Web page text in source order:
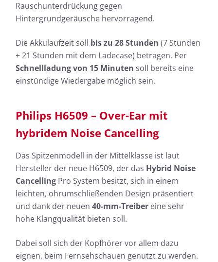
Rauschunterdrückung gegen
Hintergrundgeräusche hervorragend.
Die Akkulaufzeit soll bis zu 28 Stunden (7 Stunden
+ 21 Stunden mit dem Ladecase) betragen. Per
Schnellladung von 15 Minuten soll bereits eine
einstündige Wiedergabe möglich sein.
Philips H6509 – Over-Ear mit
hybridem Noise Cancelling
Das Spitzenmodell in der Mittelklasse ist laut
Hersteller der neue H6509, der das Hybrid Noise
Cancelling Pro System besitzt, sich in einem
leichten, ohrumschließenden Design präsentiert
und dank der neuen 40-mm-Treiber eine sehr
hohe Klangqualität bieten soll.
Dabei soll sich der Kopfhörer vor allem dazu
eignen, beim Fernsehschauen genutzt zu werden.